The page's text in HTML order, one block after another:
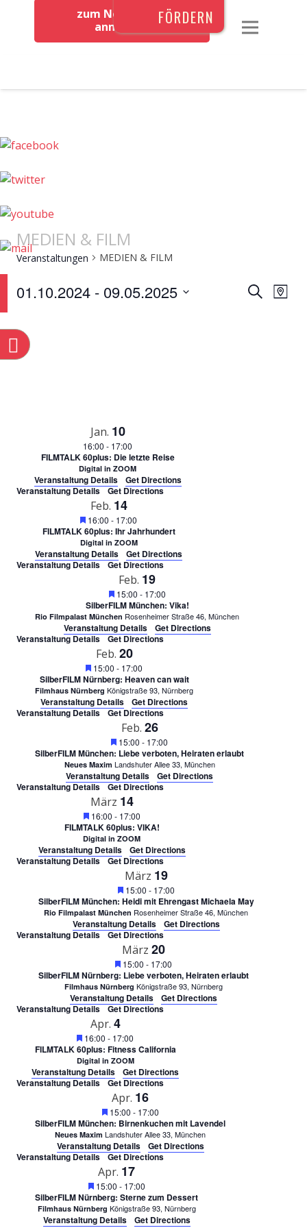
zum Newsletter
anmelden
FÖRDERN
MEDIEN & FILM
Veranstaltungen MEDIEN & FILM
SucheMap
01.10.2024 - 09.05.2025
date.
Jan. 10
16:00 - 17:00
FILMTALK 60plus: Die letzte Reise
Digital in ZOOM
Veranstaltung Details
Get Directions
Veranstaltung Details
Get Directions
Feb. 14
Featured
16:00 - 17:00
FILMTALK 60plus: Ihr Jahrhundert
Digital in ZOOM
Veranstaltung Details
Get Directions
Veranstaltung Details
Get Directions
Feb. 19
Featured
15:00 - 17:00
SilberFILM München: Vika!
Rio Filmpalast München Rosenheimer Straße 46, München
Veranstaltung Details
Get Directions
Veranstaltung Details
Get Directions
Feb. 20
Featured
15:00 - 17:00
SilberFILM Nürnberg: Heaven can wait
Filmhaus Nürnberg Königstraße 93, Nürnberg
Veranstaltung Details
Get Directions
Veranstaltung Details
Get Directions
Feb. 26
Featured
15:00 - 17:00
SilberFILM München: Liebe verboten, Heiraten erlaubt
Neues Maxim Landshuter Allee 33, München
Veranstaltung Details
Get Directions
Veranstaltung Details
Get Directions
März 14
Featured
16:00 - 17:00
FILMTALK 60plus: VIKA!
Digital in ZOOM
Veranstaltung Details
Get Directions
Veranstaltung Details
Get Directions
März 19
Featured
15:00 - 17:00
SilberFILM München: Heidi mit Ehrengast Michaela May
Rio Filmpalast München Rosenheimer Straße 46, München
Veranstaltung Details
Get Directions
Veranstaltung Details
Get Directions
März 20
Featured
15:00 - 17:00
SilberFILM Nürnberg: Liebe verboten, Heiraten erlaubt
Filmhaus Nürnberg Königstraße 93, Nürnberg
Veranstaltung Details
Get Directions
Veranstaltung Details
Get Directions
Apr. 4
Featured
16:00 - 17:00
FILMTALK 60plus: Fitness California
Digital in ZOOM
Veranstaltung Details
Get Directions
Veranstaltung Details
Get Directions
Apr. 16
Featured
15:00 - 17:00
SilberFILM München: Birnenkuchen mit Lavendel
Neues Maxim Landshuter Allee 33, München
Veranstaltung Details
Get Directions
Veranstaltung Details
Get Directions
Apr. 17
Featured
15:00 - 17:00
SilberFILM Nürnberg: Sterne zum Dessert
Filmhaus Nürnberg Königstraße 93, Nürnberg
Veranstaltung Details
Get Directions